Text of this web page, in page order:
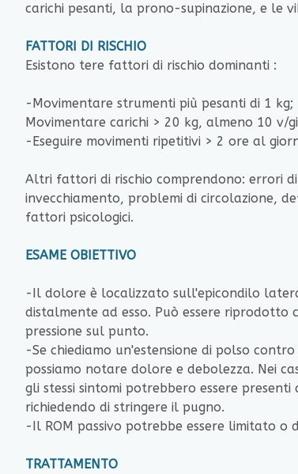
carichi pesanti, la prono-supinazione, e le
FATTORI DI RISCHIO
Esistono tere fattori di rischio dominanti :
-Movimentare strumenti più pesanti di 1 kg;
Movimentare carichi > 20 kg, almeno 10 v/
-Eseguire movimenti ripetitivi > 2 ore al
Altri fattori di rischio comprendono: errori
invecchiamento, problemi di circolazione,
fattori psicologici.
ESAME OBIETTIVO
-Il dolore è localizzato sull'epicondilo
distalmente ad esso. Può essere riprodotto
pressione sul punto.
-Se chiediamo un'estensione di polso contro
possiamo notare dolore e debolezza. Nei
gli stessi sintomi potrebbero essere presenti
richiedendo di stringere il pugno.
-Il ROM passivo potrebbe essere limitato o
TRATTAMENTO